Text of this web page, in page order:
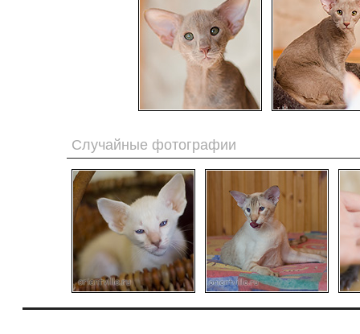
Случайные фотографии